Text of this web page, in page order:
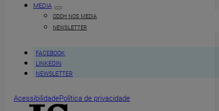
MEDIA
ODDH NOS MEDIA
NEWSLETTER
FACEBOOK
LINKEDIN
NEWSLETTER
AcessibilidadePolítica de privacidade